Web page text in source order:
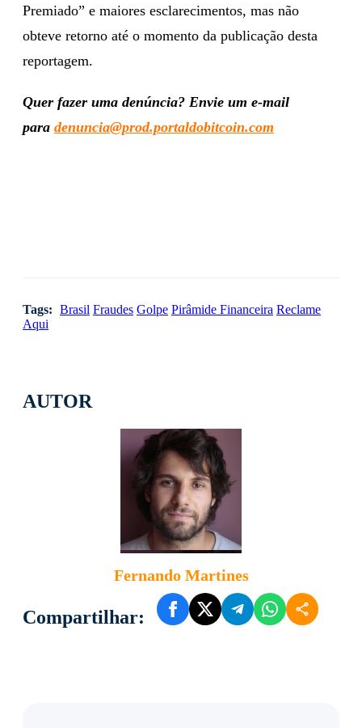
AUTOR
Fernando Martines
Compartilhar:
Premiado” e maiores esclarecimentos, mas não
obteve retorno até o momento da publicação desta
reportagem.
Quer fazer uma denúncia? Envie um e-mail
para denuncia@prod.portaldobitcoin.com
Tags: Brasil Fraudes Golpe Pirâmide Financeira Reclame
Aqui